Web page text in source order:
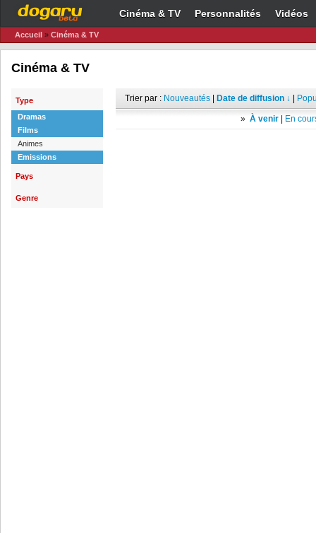
Cinéma & TV Personnalités Vidéos
Accueil » Cinéma & TV
Cinéma & TV
Type
Dramas
Films
Animes
Emissions
Pays
Genre
Trier par : Nouveautés Date de diffusion ↓
» À venir En